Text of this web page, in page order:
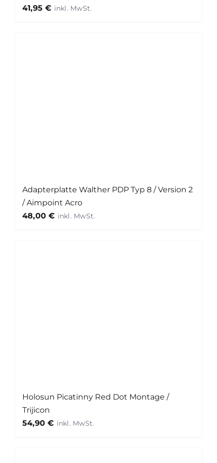
41,95€
Adapterplatte Walther PDP Typ 8 / Version 2
/ Aimpoint Acro
48,00€
Holosun Picatinny Red Dot Montage /
Trijicon
54,90€